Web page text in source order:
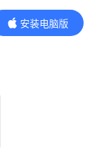
安装电脑版
内容更精彩